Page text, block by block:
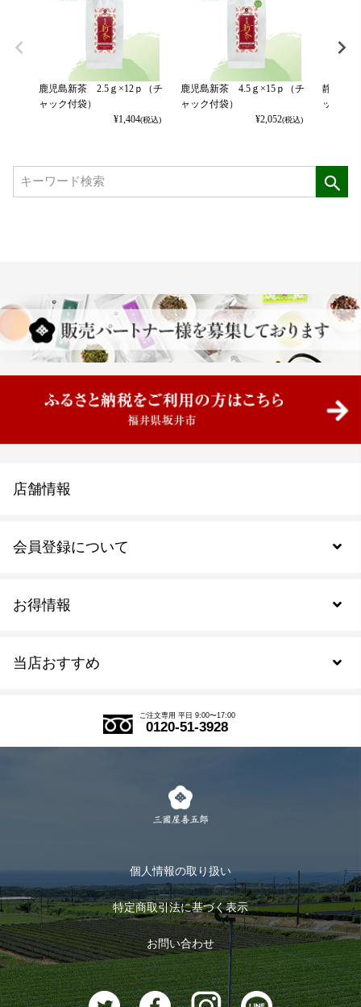
鹿児島新茶 2.5ｇ×12ｐ（チ
ャック付袋）
¥1,404(税込)
鹿児島新茶 4.5ｇ×15ｐ（チ
ャック付袋）
¥2,052(税込)
静岡新
ック付
当店おすすめ
式部の香りシリーズ
お茶のギフト
おすすめのお茶
お茶に合うスイーツ
お得情報
会員登録について
会員規約について
ログイン
ログアウト
店舗情報
ご注文専用 平日 9:00〜17:00
0120-51-3928
個人情報の取り扱い
特定商取引法に基づく表示
お問い合わせ